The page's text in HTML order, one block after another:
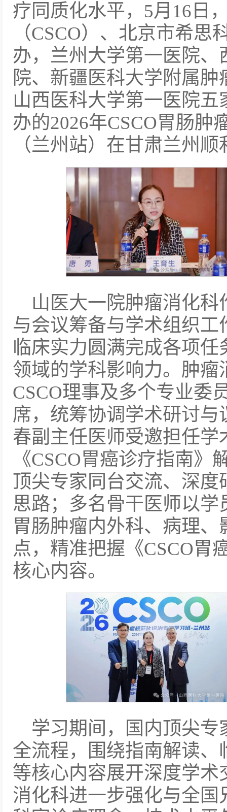
疗同质化水平，5月16日
（CSCO）、北京市希
办，兰州大学第一医院
院、新疆医科大学附属
山西医科大学第一医院
办的2026年CSCO胃肠肿
（兰州站）在甘肃兰州
山医大一院肿瘤消化
与会议筹备与学术组织
临床实力圆满完成各项
领域的学科影响力。肿
CSCO理事及多个专业委
席，统筹协调学术研讨
春副主任医师受邀担任
《CSCO胃癌诊疗指南
顶尖专家同台交流、深
思路；多名骨干医师以
胃肠肿瘤内外科、病理
点，精准把握《CSCO胃
核心内容。
学习期间，国内顶尖
全流程，围绕指南解读
等核心内容展开深度学
消化科进一步强化与全